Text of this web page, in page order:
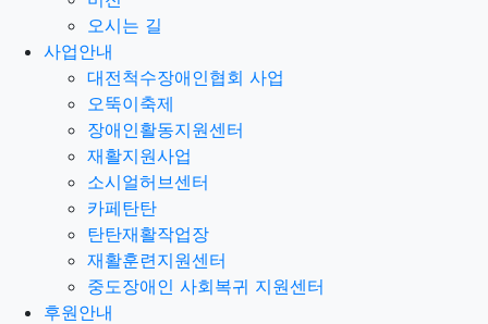
오시는 길
사업안내
대전척수장애인협회 사업
오뚝이축제
장애인활동지원센터
재활지원사업
소시얼허브센터
카페탄탄
탄탄재활작업장
재활훈련지원센터
중도장애인 사회복귀 지원센터
후원안내